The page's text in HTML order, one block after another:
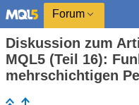
Forum
Diskussion zum
MQL5 (Teil 16):
mehrschichtigen